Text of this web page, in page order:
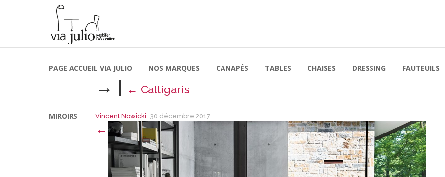
PAGE ACCUEIL VIA JULIO NOS MARQUES CANAPÉS TABLES CHAISES DRESSING FAUTEUILS
MIROIRS
→ | ← Calligaris
Vincent Nowicki 30 décembre 2017
←